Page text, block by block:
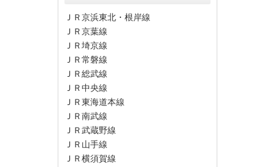
ＪＲ京浜東北・根岸線
ＪＲ京葉線
ＪＲ埼京線
ＪＲ常磐線
ＪＲ総武線
ＪＲ中央線
ＪＲ東海道本線
ＪＲ南武線
ＪＲ武蔵野線
ＪＲ山手線
ＪＲ横須賀線